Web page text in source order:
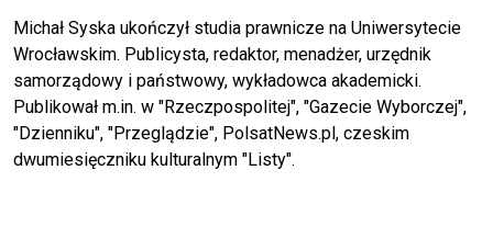
Michał Syska ukończył studia prawnicze na Uniwersytecie
Wrocławskim. Publicysta, redaktor, menadżer, urzędnik
samorządowy i państwowy, wykładowca akademicki.
Publikował m.in. w "Rzeczpospolitej", "Gazecie Wyborczej",
"Dzienniku", "Przeglądzie", PolsatNews.pl, czeskim
dwumiesięczniku kulturalnym "Listy".